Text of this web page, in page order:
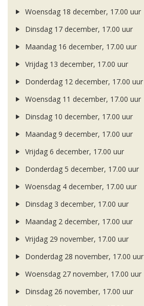
Woensdag 18 december, 17.00 uur
Dinsdag 17 december, 17.00 uur
Maandag 16 december, 17.00 uur
Vrijdag 13 december, 17.00 uur
Donderdag 12 december, 17.00 uur
Woensdag 11 december, 17.00 uur
Dinsdag 10 december, 17.00 uur
Maandag 9 december, 17.00 uur
Vrijdag 6 december, 17.00 uur
Donderdag 5 december, 17.00 uur
Woensdag 4 december, 17.00 uur
Dinsdag 3 december, 17.00 uur
Maandag 2 december, 17.00 uur
Vrijdag 29 november, 17.00 uur
Donderdag 28 november, 17.00 uur
Woensdag 27 november, 17.00 uur
Dinsdag 26 november, 17.00 uur